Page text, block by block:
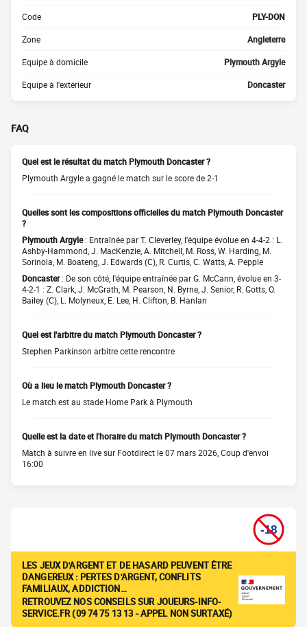
Code PLY-DON
Zone Angleterre
Equipe à domicile Plymouth Argyle
Equipe à l'extérieur Doncaster
FAQ
Quel est le résultat du match Plymouth Doncaster ?
Plymouth Argyle a gagné le match sur le score de 2-1
Quelles sont les compositions officielles du match Plymouth Doncaster
?
Plymouth Argyle: Entraînée par T. Cleverley, l'équipe évolue en 4-4-2 : L.
Ashby-Hammond, J. MacKenzie, A. Mitchell, M. Ross, W. Harding, M.
Sorinola, M. Boateng, J. Edwards (C), R. Curtis, C. Watts, A. Pepple
Doncaster: De son côté, l'équipe entraînée par G. McCann, évolue en 3-
4-2-1 : Z. Clark, J. McGrath, M. Pearson, N. Byrne, J. Senior, R. Gotts, O.
Bailey (C), L. Molyneux, E. Lee, H. Clifton, B. Hanlan
Quel est l'arbitre du match Plymouth Doncaster ?
Stephen Parkinson arbitre cette rencontre
Où a lieu le match Plymouth Doncaster ?
Le match est au stade Home Park à Plymouth
Quelle est la date et l'horaire du match Plymouth Doncaster ?
Match à suivre en live sur Footdirect le 07 mars 2026, Coup d'envoi
16:00
LES JEUX D'ARGENT ET DE HASARD PEUVENT ÊTRE
DANGEREUX : PERTES D'ARGENT, CONFLITS
FAMILIAUX, ADDICTION…
RETROUVEZ NOS CONSEILS SUR JOUEURS-INFO-
SERVICE.FR (09 74 75 13 13 - APPEL NON SURTAXÉ)